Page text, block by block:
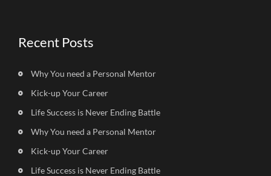
Recent Posts
Why You need a Personal Mentor
Kick-up Your Career
Life Success is Never Ending Battle
Why You need a Personal Mentor
Kick-up Your Career
Life Success is Never Ending Battle